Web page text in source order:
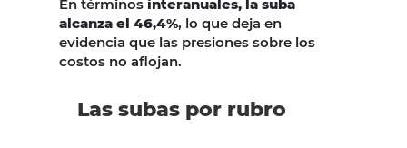
En términos interanuales, la suba
alcanza el 46,4%, lo que deja en
evidencia que las presiones sobre los
costos no aflojan.
Las subas por rubro